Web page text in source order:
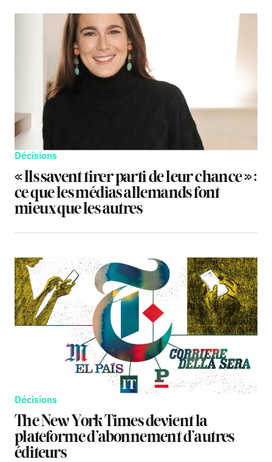
Décisions
« Ils savent tirer parti de leur chance » :
ce que les médias allemands font
mieux que les autres
Décisions
The New York Times devient la
plateforme d’abonnement d’autres
éditeurs